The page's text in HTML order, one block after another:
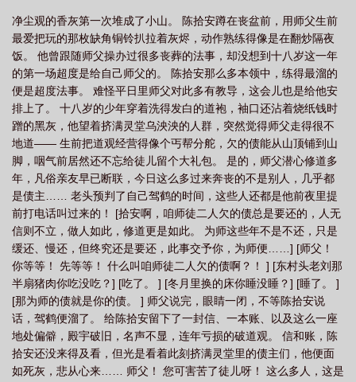
净尘观的香灰第一次堆成了小山。 陈拾安蹲在丧盆前，用师父生前
最爱把玩的那枚缺角铜铃扒拉着灰烬，动作熟练得像是在翻炒隔夜
饭。 他曾跟随师父操办过很多丧葬的法事，却没想到十八岁这一年
的第一场超度是给自己师父的。 陈拾安那么多本领中，练得最溜的
便是超度法事。 难怪平日里师父对此多有教导，这会儿也是给他安
排上了。 十八岁的少年穿着洗得发白的道袍，袖口还沾着烧纸钱时
蹭的黑灰，他望着挤满灵堂乌泱泱的人群，突然觉得师父走得很不
地道—— 生前把道观经营得像个丐帮分舵，欠的债能从山顶铺到山
脚，咽气前居然还不忘给徒儿留个大礼包。 是的，师父潜心修道多
年，凡俗亲友早已断联，今日这么多过来奔丧的不是别人，几乎都
是债主…… 老头预判了自己驾鹤的时间，这些人还都是他前夜里提
前打电话叫过来的！ [拾安啊，咱师徒二人欠的债总是要还的，人无
信则不立，做人如此，修道更是如此。 为师这些年不是不还，只是
缓还、慢还，但终究还是要还，此事交予你，为师便……] [师父！
你等等！ 先等等！ 什么叫咱师徒二人欠的债啊？！ ] [东村头老刘那
半扇猪肉你吃没吃？] [吃了。 ] [冬月里换的床你睡没睡？] [睡了。 ]
[那为师的债就是你的债。 ] 师父说完，眼睛一闭，不等陈拾安说
话，驾鹤便溜了。 给陈拾安留下了一封信、一本账、以及这么一座
地处偏僻，殿宇破旧，名声不显，连年亏损的破道观。 信和账，陈
拾安还没来得及看，但光是看着此刻挤满灵堂里的债主们，他便面
如死灰，悲从心来…… 师父！ 您可害苦了徒儿呀！ 这么多人，这是